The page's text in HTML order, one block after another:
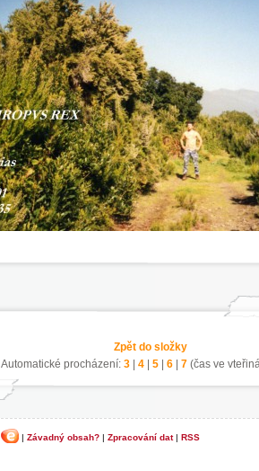
Zpět do složky
Automatické procházení: 3| 4| 5| 6| 7(čas ve
| Závadný obsah?| Zpracování dat| RSS